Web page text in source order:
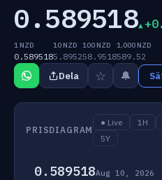
0.589518
1 NZD
0.589518
10 NZD
5.8952
100 NZD
58.9518
1,000 NZD
589.52
Dela ☆ 🔔
PRISDIAGRAM
● Live 1H
5Y
0.589518Aug 10, 2026